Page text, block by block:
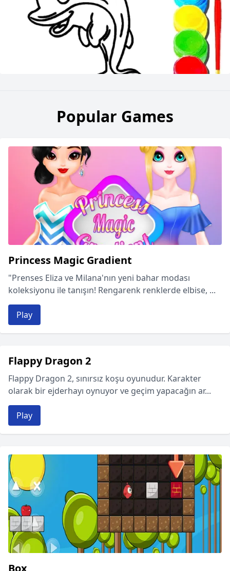
Popular Games
Princess Magic Gradient
"Prenses Eliza ve Milana'nın yeni bahar modası
koleksiyonu ile tanışın! Rengarenk renklerde elbise, ...
Play
Flappy Dragon 2
Flappy Dragon 2, sınırsız koşu oyunudur. Karakter
olarak bir ejderhayı oynuyor ve geçim yapacağın ar...
Play
Box